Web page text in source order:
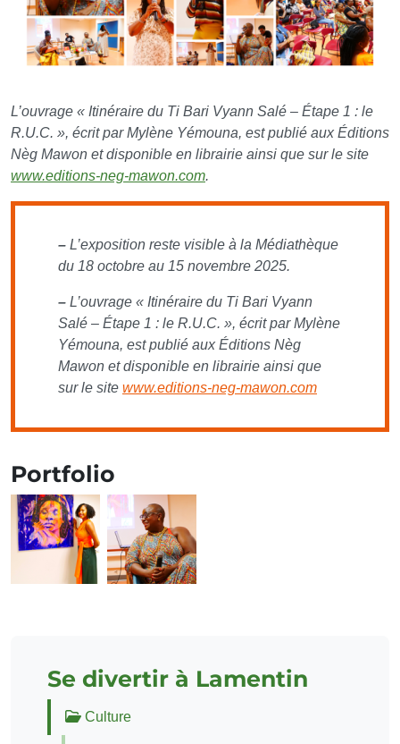
L’ouvrage « Itinéraire du Ti Bari Vyann Salé – Étape 1 : le
R.U.C. », écrit par Mylène Yémouna, est publié aux Éditions
Nèg Mawon et disponible en librairie ainsi que sur le site
www.editions-neg-mawon.com.
– L’exposition reste visible à la Médiathèque
du 18 octobre au 15 novembre 2025.
– L’ouvrage « Itinéraire du Ti Bari Vyann
Salé – Étape 1 : le R.U.C. », écrit par Mylène
Yémouna, est publié aux Éditions Nèg
Mawon et disponible en librairie ainsi que
sur le site www.editions-neg-mawon.com
Portfolio
Se divertir à Lamentin
Culture